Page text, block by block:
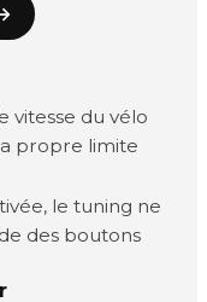
vitesse du vélo
propre limite
le tuning ne
des boutons